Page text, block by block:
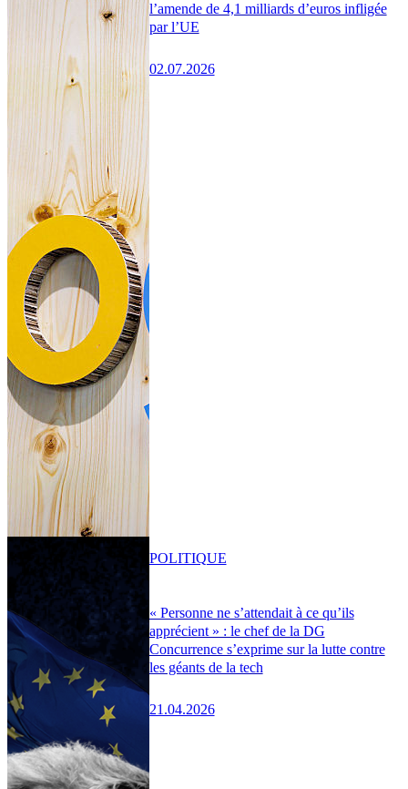
l’amende de 4,1 milliards d’euros infligée
par l’UE
02.07.2026
« Personne ne s’attendait à ce qu’ils
apprécient » : le chef de la DG
Concurrence s’exprime sur la lutte contre
les géants de la tech
21.04.2026
POLITIQUE